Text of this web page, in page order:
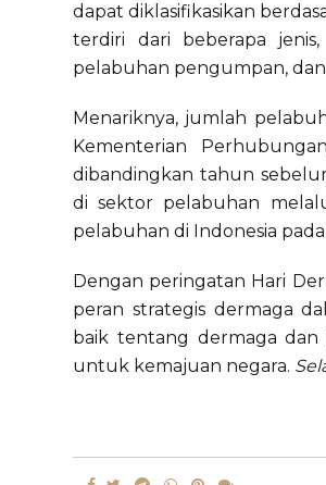
dapat diklasifikasikan
terdiri dari beberapa
pelabuhan pengumpan,
Menariknya, jumlah
Kementerian
dibandingkan tahun
di sektor pelabuhan
pelabuhan di Indonesia
Dengan peringatan Hari
peran strategis dermaga
baik tentang dermaga
untuk kemajuan negara.